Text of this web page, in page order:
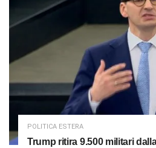
POLITICA ESTERA
Trump ritira 9.500 militari